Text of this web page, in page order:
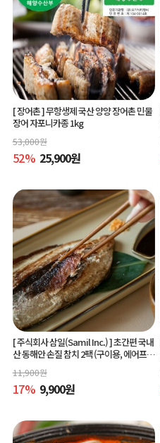
[ 장어촌 ]무항생제 국산 양양 장어촌 민물
장어 자포니카종 1kg
53,000원
52% 25,900원
[ 주식회사 삼일(Samil Inc.) ]초간편 국내
산 동해안 손질 참치 2팩 (구이용, 에어프라
이어 간편조리)
11,900원
17% 9,900원